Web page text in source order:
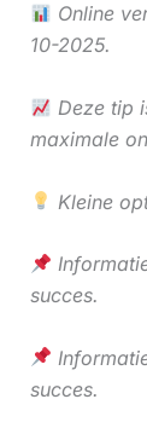
Online
10-2025.
Deze tip
maximale
Kleine
succes.
succes.